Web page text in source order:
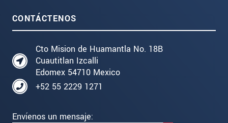
CONTÁCTENOS
Cto Mision de Huamantla No. 18B
Cuautitlan Izcalli
Edomex 54710 Mexico
+52 55 2229 1271
Envíenos un mensaje: